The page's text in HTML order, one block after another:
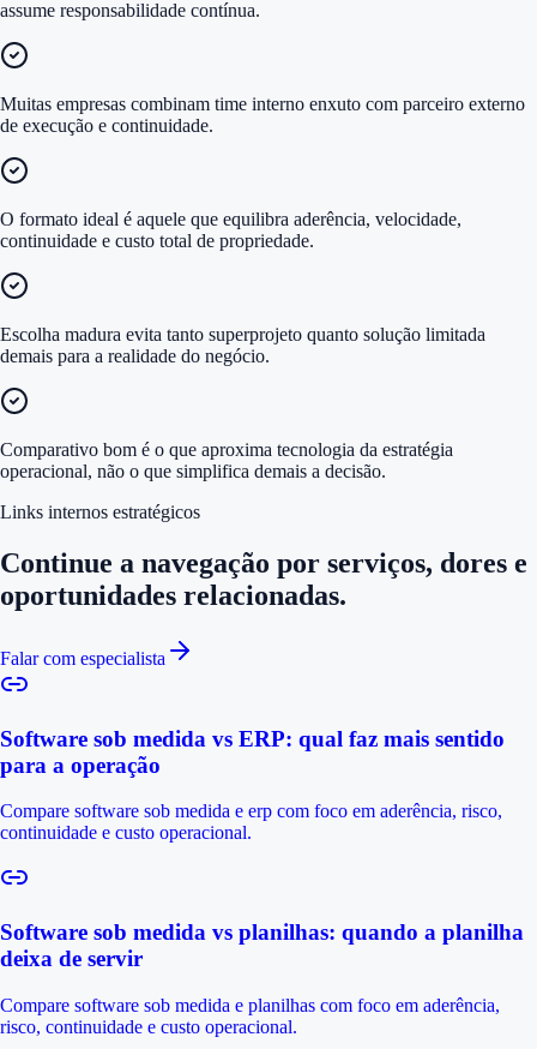
assume responsabilidade contínua.
Muitas empresas combinam time interno enxuto com parceiro externo
de execução e continuidade.
O formato ideal é aquele que equilibra aderência, velocidade,
continuidade e custo total de propriedade.
Escolha madura evita tanto superprojeto quanto solução limitada
demais para a realidade do negócio.
Comparativo bom é o que aproxima tecnologia da estratégia
operacional, não o que simplifica demais a decisão.
Links internos estratégicos
Continue a navegação por serviços, dores e
oportunidades relacionadas.
Falar com especialista
Software sob medida vs ERP: qual faz mais sentido
para a operação
Compare software sob medida e erp com foco em aderência, risco,
continuidade e custo operacional.
Software sob medida vs planilhas: quando a planilha
deixa de servir
Compare software sob medida e planilhas com foco em aderência,
risco, continuidade e custo operacional.